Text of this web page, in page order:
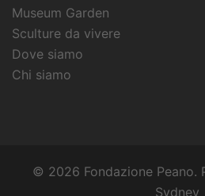
Museum Garden
Sculture da vivere
Dove siamo
Chi siamo
© 2026 Fondazione Peano.
Sydney